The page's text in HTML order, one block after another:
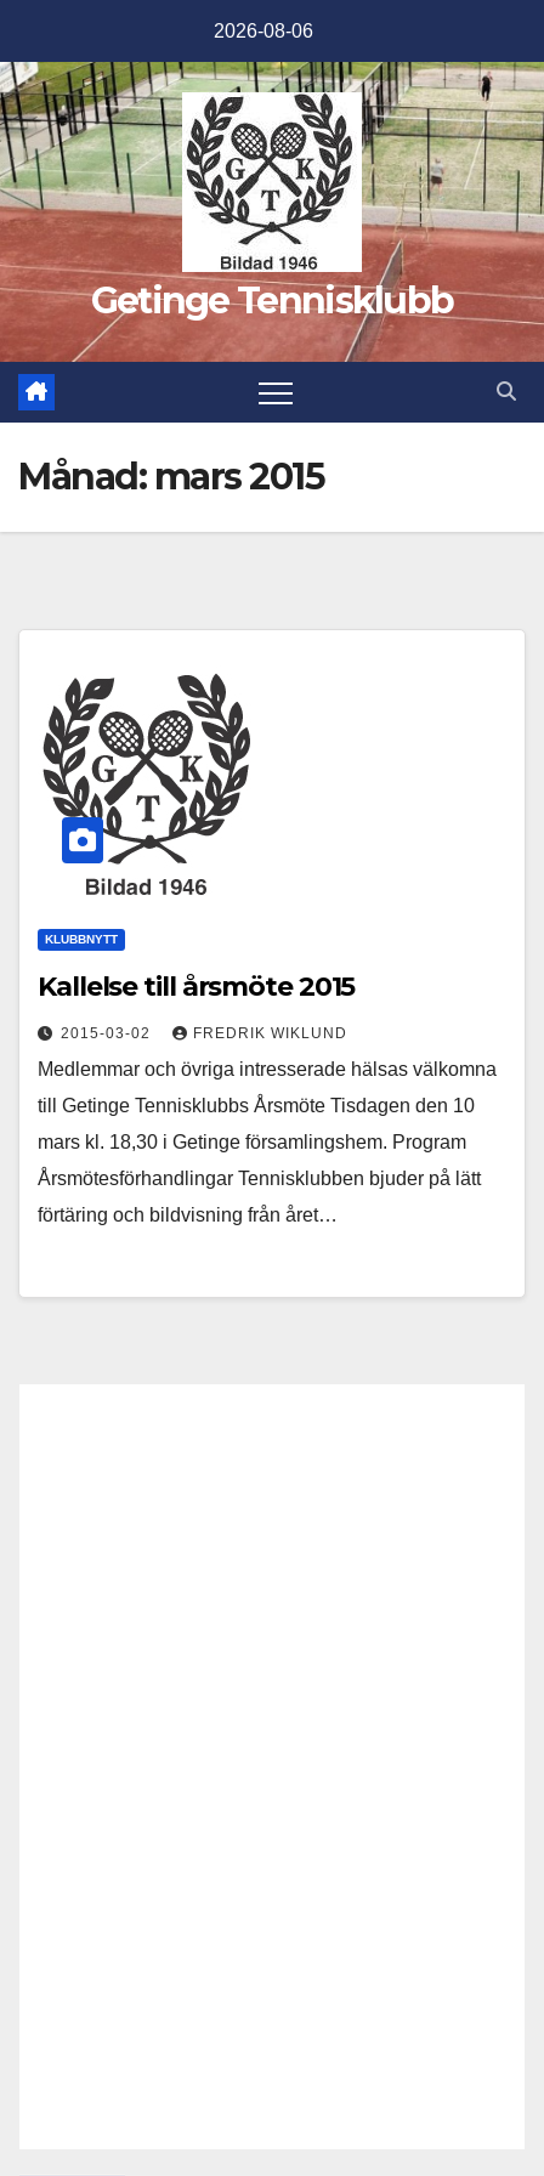
innehåll
2026-08-06
Getinge Tennisklubb
Månad: mars 2015
KLUBBNYTT
Kallelse till årsmöte 2015
2015-03-02 FREDRIK WIKLUND
Medlemmar och övriga intresserade hälsas välkomna
till Getinge Tennisklubbs Årsmöte Tisdagen den 10
mars kl. 18,30 i Getinge församlingshem. Program
Årsmötesförhandlingar Tennisklubben bjuder på lätt
förtäring och bildvisning från året…